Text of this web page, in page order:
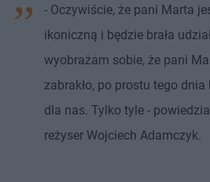
- Oczywiście, że pani Marta
ikoniczną i będzie brała
wyobrażam sobie, że pani
zabrakło, po prostu tego dnia
dla nas. Tylko tyle -
reżyser Wojciech Adamczyk.